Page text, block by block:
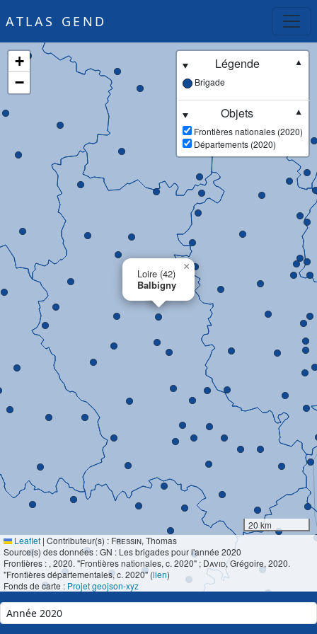
ATLAS GEND
Loire (42)
Balbigny
×
+
−
Légende
▼
Brigade
Objets
▼
Frontières nationales (2020)
Départements (2020)
20 km
Leaflet | Contributeur(s) : Fressin, Thomas
Source(s) des données : GN : Les brigades pour l'année 2020
Frontières : , 2020. "Frontières nationales, c. 2020" ; David, Grégoire, 2020.
"Frontières départementales, c. 2020" (lien)
Fonds de carte : Projet geojson-xyz